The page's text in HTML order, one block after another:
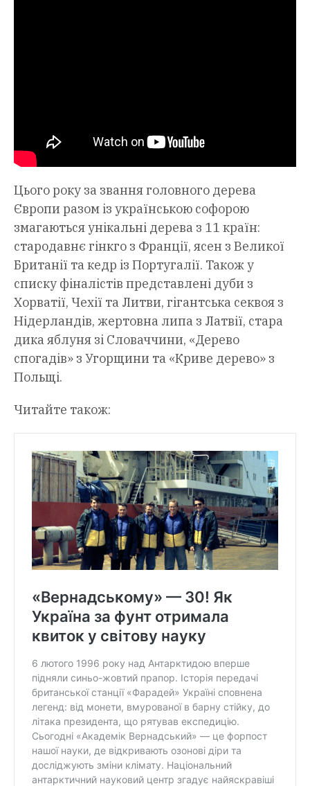
Цього року за звання головного дерева
Європи разом із українською софорою
змагаються унікальні дерева з 11 країн:
стародавнє гінкго з Франції, ясен з Великої
Британії та кедр із Португалії. Також у
списку фіналістів представлені дуби з
Хорватії, Чехії та Литви, гігантська секвоя з
Нідерландів, жертовна липа з Латвії, стара
дика яблуня зі Словаччини, «Дерево
спогадів» з Угорщини та «Криве дерево» з
Польщі.
Читайте також: